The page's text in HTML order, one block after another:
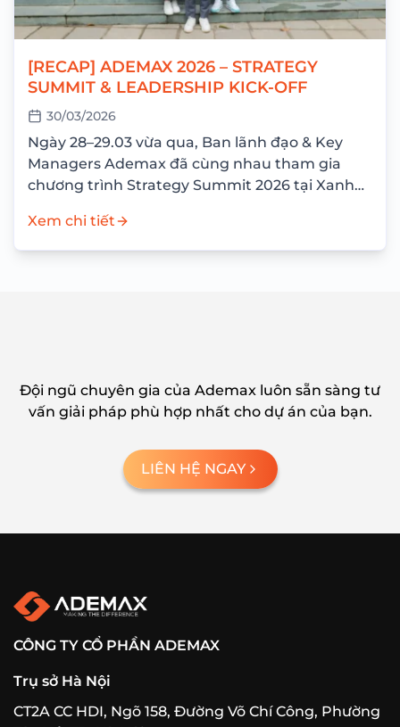
[RECAP] ADEMAX 2026 – STRATEGY
SUMMIT & LEADERSHIP KICK-OFF
30/03/2026
Ngày 28–29.03 vừa qua, Ban lãnh đạo & Key
Managers Ademax đã cùng nhau tham gia
chương trình Strategy Summit 2026 tại Xanh
Xem chi tiết
Đội ngũ chuyên gia của Ademax luôn sẵn sàng tư
vấn giải pháp phù hợp nhất cho dự án của bạn.
LIÊN HỆ NGAY
CÔNG TY CỔ PHẦN ADEMAX
Trụ sở Hà Nội
CT2A CC HDI, Ngõ 158, Đường Võ Chí Công, Phường